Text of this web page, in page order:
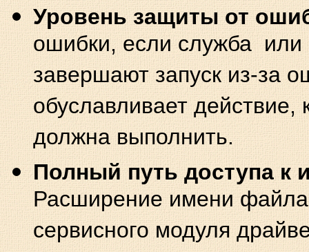
Уровень защиты от
ошибки, если служба
завершают запуск из-за
обуславливает
должна выполнить.
Полный путь доступа к
Расширение имени
сервисного модуля